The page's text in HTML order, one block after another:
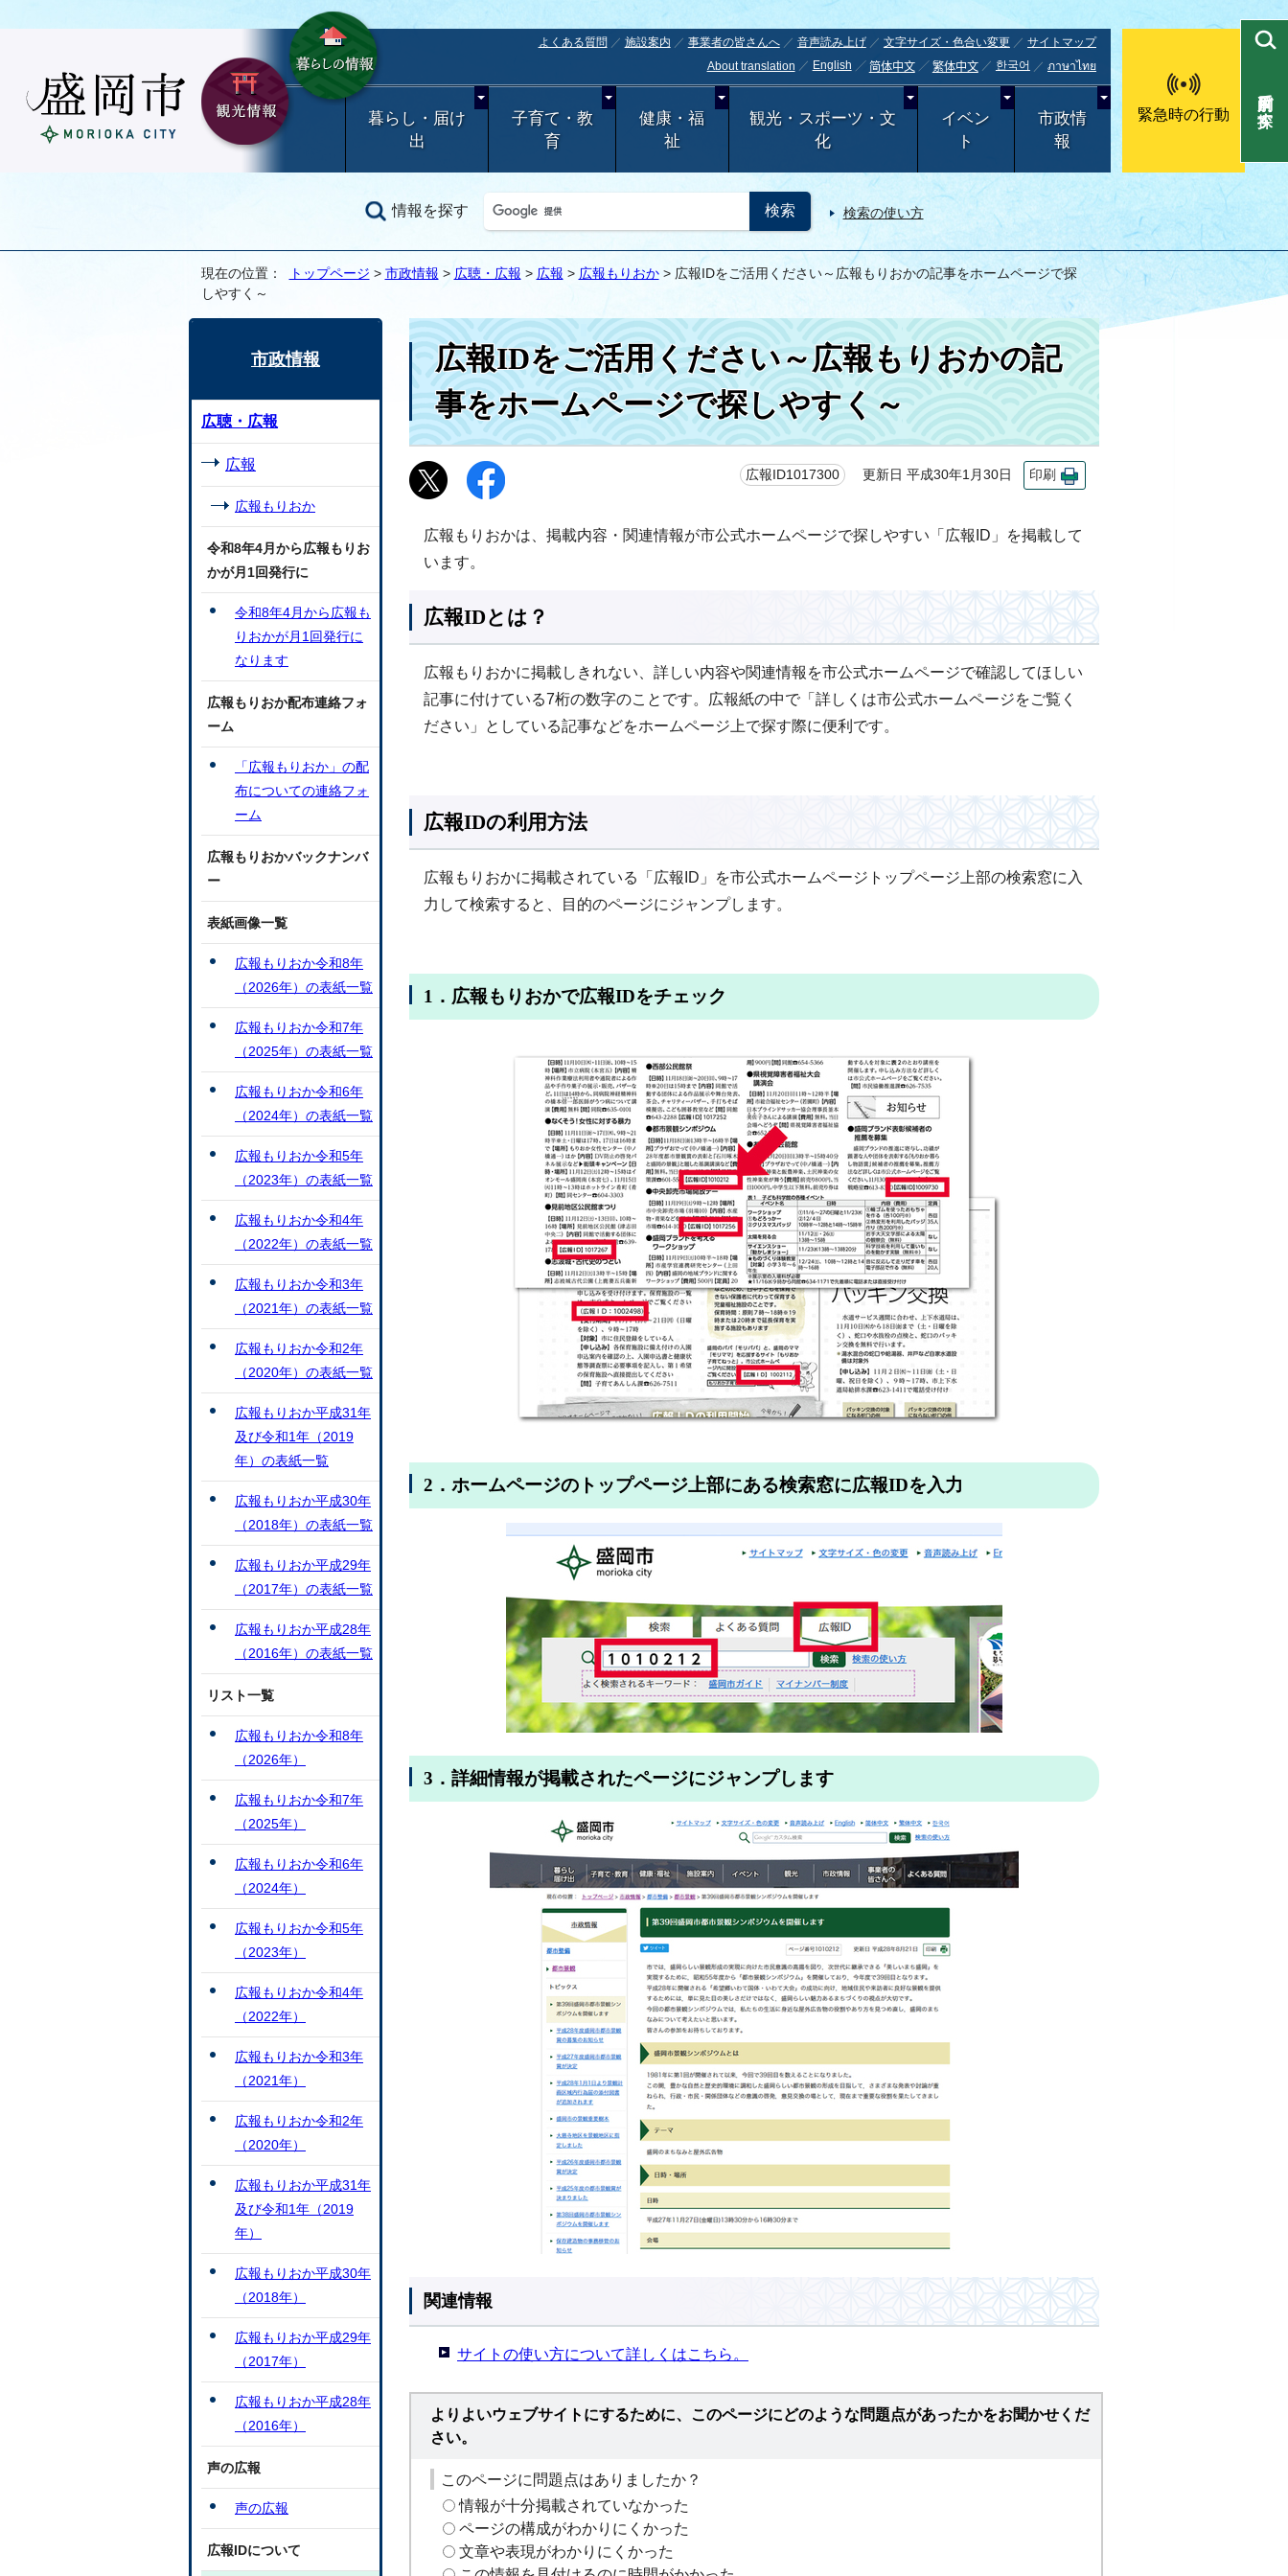
よくある質問 施設案内 事業者の皆さんへ 音声読み上げ 文字サイズ・色合い変更
サイトマップ
About translation
English 简体中文 繁体中文 한국어 ภาษาไทย
暮らし・届け
出
子育て・教
育
健康・福
祉
観光・スポーツ・文
化
イベン
ト
市政情
報
緊急時の行動
情報を探す 検索の使い方
目的別で探す
現在の位置： トップページ > 市政情報 > 広聴・広報 > 広報 > 広報もりおか> 広報IDをご活用ください～広報もりおかの記事をホームページで探
しやすく～
広報IDをご活用ください～広報もりおかの記
事をホームページで探しやすく～
広報ID1017300 更新日 平成30年1月30日 印刷
広報もりおかは、掲載内容・関連情報が市公式ホームページで探しやすい「広報ID」を掲載して
います。
広報IDとは？
広報もりおかに掲載しきれない、詳しい内容や関連情報を市公式ホームページで確認してほしい
記事に付けている7桁の数字のことです。広報紙の中で「詳しくは市公式ホームページをご覧く
ださい」としている記事などをホームページ上で探す際に便利です。
広報IDの利用方法
広報もりおかに掲載されている「広報ID」を市公式ホームページトップページ上部の検索窓に入
力して検索すると、目的のページにジャンプします。
1．広報もりおかで広報IDをチェック
2．ホームページのトップページ上部にある検索窓に広報IDを入力
3．詳細情報が掲載されたページにジャンプします
関連情報
サイトの使い方について詳しくはこちら。
よりよいウェブサイトにするために、このページにどのような問題点があったかをお聞かせくだ
さい。
このページに問題点はありましたか？
情報が十分掲載されていなかった
ページの構成がわかりにくかった
文章や表現がわかりにくかった
市政情報
広聴・広報
広報
広報もりおか
令和8年4月から広報もりお
かが月1回発行に
令和8年4月から広報も
りおかが月1回発行に
なります
広報もりおか配布連絡フォ
ーム
「広報もりおか」の配
布についての連絡フォ
ーム
広報もりおかバックナンバ
ー
表紙画像一覧
広報もりおか令和8年
（2026年）の表紙一覧
広報もりおか令和7年
（2025年）の表紙一覧
広報もりおか令和6年
（2024年）の表紙一覧
広報もりおか令和5年
（2023年）の表紙一覧
広報もりおか令和4年
（2022年）の表紙一覧
広報もりおか令和3年
（2021年）の表紙一覧
広報もりおか令和2年
（2020年）の表紙一覧
広報もりおか平成31年
及び令和1年（2019
年）の表紙一覧
広報もりおか平成30年
（2018年）の表紙一覧
広報もりおか平成29年
（2017年）の表紙一覧
広報もりおか平成28年
（2016年）の表紙一覧
リスト一覧
広報もりおか令和8年
（2026年）
広報もりおか令和7年
（2025年）
広報もりおか令和6年
（2024年）
広報もりおか令和5年
（2023年）
広報もりおか令和4年
（2022年）
広報もりおか令和3年
（2021年）
広報もりおか令和2年
（2020年）
広報もりおか平成31年
及び令和1年（2019
年）
広報もりおか平成30年
（2018年）
広報もりおか平成29年
（2017年）
広報もりおか平成28年
（2016年）
声の広報
声の広報
広報IDについて